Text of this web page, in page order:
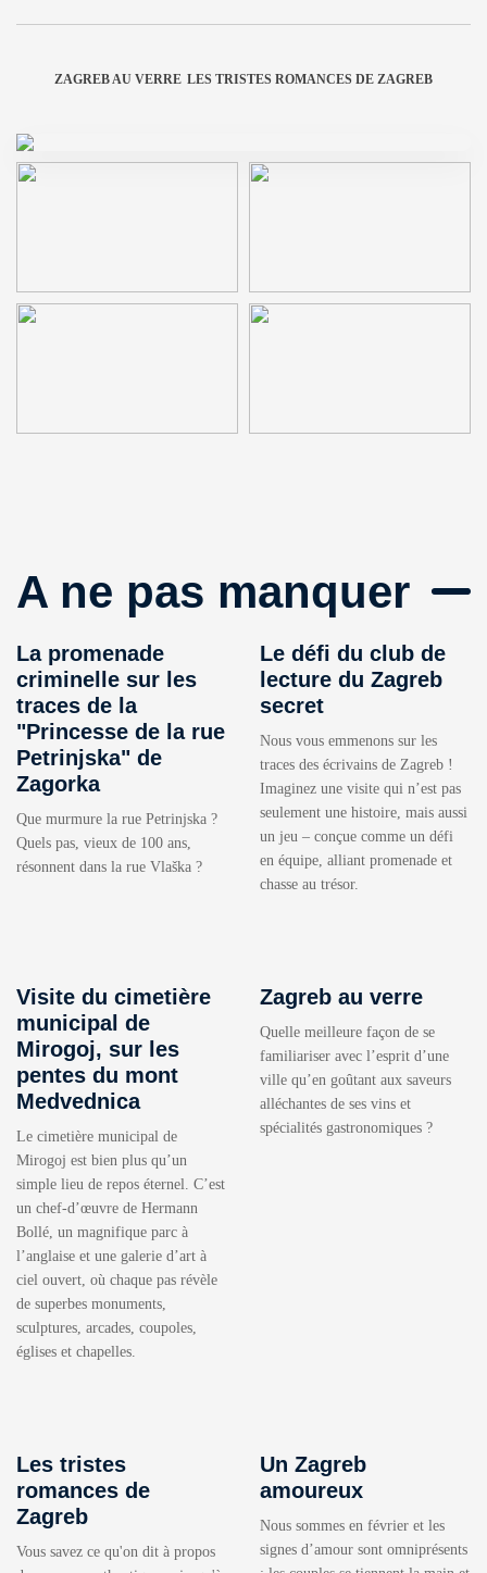
ZAGREB AU VERRE LES TRISTES ROMANCES DE ZAGREB
A ne pas manquer
La promenade
criminelle sur les
traces de la
"Princesse de la rue
Petrinjska" de
Zagorka
Que murmure la rue Petrinjska ?
Quels pas, vieux de 100 ans,
résonnent dans la rue Vlaška ?
Le défi du club de
lecture du Zagreb
secret
Nous vous emmenons sur les
traces des écrivains de Zagreb !
Imaginez une visite qui n’est pas
seulement une histoire, mais aussi
un jeu – conçue comme un défi
en équipe, alliant promenade et
chasse au trésor.
Visite du cimetière
municipal de
Mirogoj, sur les
pentes du mont
Medvednica
Le cimetière municipal de
Mirogoj est bien plus qu’un
simple lieu de repos éternel. C’est
un chef-d’œuvre de Hermann
Bollé, un magnifique parc à
l’anglaise et une galerie d’art à
ciel ouvert, où chaque pas révèle
de superbes monuments,
sculptures, arcades, coupoles,
églises et chapelles.
Zagreb au verre
Quelle meilleure façon de se
familiariser avec l’esprit d’une
ville qu’en goûtant aux saveurs
alléchantes de ses vins et
spécialités gastronomiques ?
Les tristes
romances de
Zagreb
Vous savez ce qu'on dit à propos
Un Zagreb
amoureux
Nous sommes en février et les
signes d’amour sont omniprésents